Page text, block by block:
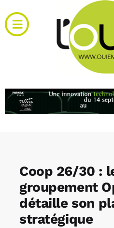
au
contenu
Toggle
Navigation
RH et emploi
Agenda
Kiosque
Coop 26/30 :
groupement
détaille son
stratégique